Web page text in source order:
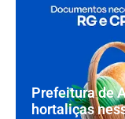
Prefeitura de
hortaliças